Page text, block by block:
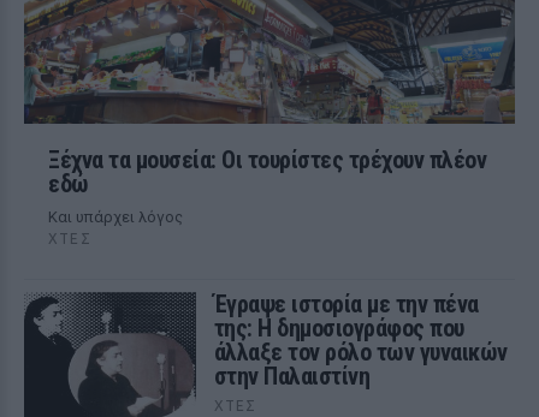
Ξέχνα τα μουσεία: Οι τουρίστες τρέχουν πλέον
εδώ
Και υπάρχει λόγος
ΧΤΕΣ
Έγραψε ιστορία με την πένα
της: Η δημοσιογράφος που
άλλαξε τον ρόλο των γυναικών
στην Παλαιστίνη
ΧΤΕΣ